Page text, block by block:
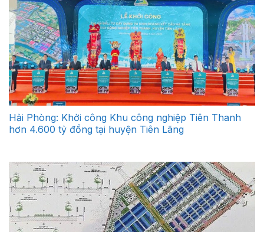
Hải Phòng: Khởi công Khu công nghiệp Tiên Thanh
hơn 4.600 tỷ đồng tại huyện Tiên Lãng